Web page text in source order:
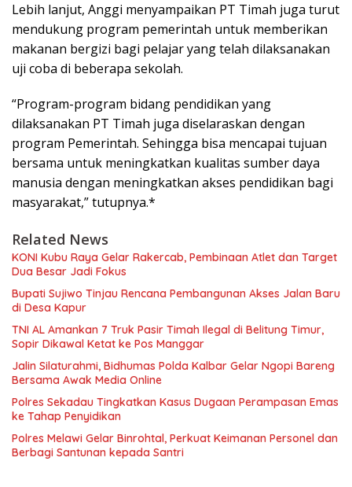
Lebih lanjut, Anggi menyampaikan PT Timah juga turut
mendukung program pemerintah untuk memberikan
makanan bergizi bagi pelajar yang telah dilaksanakan
uji coba di beberapa sekolah.
“Program-program bidang pendidikan yang
dilaksanakan PT Timah juga diselaraskan dengan
program Pemerintah. Sehingga bisa mencapai tujuan
bersama untuk meningkatkan kualitas sumber daya
manusia dengan meningkatkan akses pendidikan bagi
masyarakat,” tutupnya.*
Related News
KONI Kubu Raya Gelar Rakercab, Pembinaan Atlet dan Target
Dua Besar Jadi Fokus
Bupati Sujiwo Tinjau Rencana Pembangunan Akses Jalan Baru
di Desa Kapur
TNI AL Amankan 7 Truk Pasir Timah Ilegal di Belitung Timur,
Sopir Dikawal Ketat ke Pos Manggar
Jalin Silaturahmi, Bidhumas Polda Kalbar Gelar Ngopi Bareng
Bersama Awak Media Online
Polres Sekadau Tingkatkan Kasus Dugaan Perampasan Emas
ke Tahap Penyidikan
Polres Melawi Gelar Binrohtal, Perkuat Keimanan Personel dan
Berbagi Santunan kepada Santri